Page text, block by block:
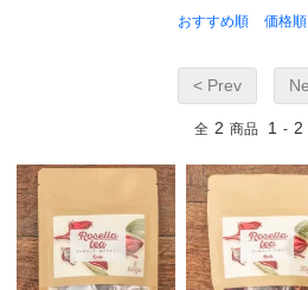
おすすめ順 価格順
< Prev
全 2 商品 1 - 2